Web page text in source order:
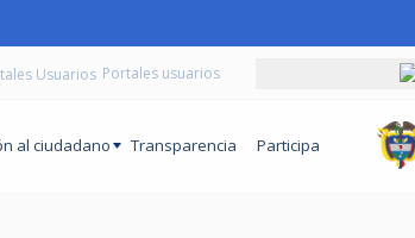
Portales usuarios
al ciudadano Transparencia Participa